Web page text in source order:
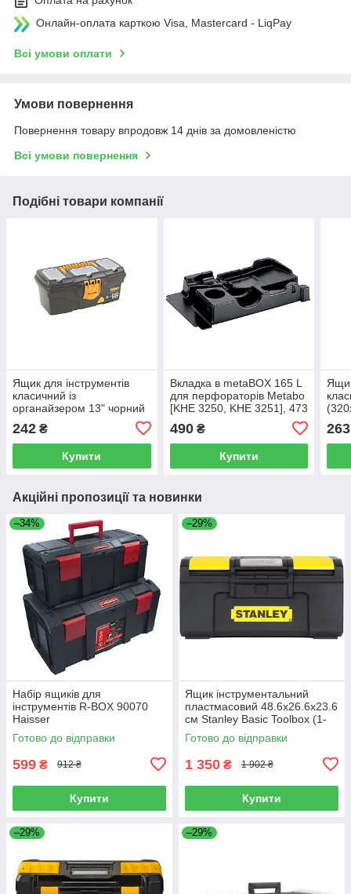
Онлайн-оплата карткою Visa, Mastercard - LiqPay
Всі умови оплати
Умови повернення
Повернення товару впродовж 14 днів за домовленістю
Всі умови повернення
Подібні товари компанії
Ящик для інструментів
класичний із
органайзером 13" чорний
(Артикул: C.OR-13)
242 ₴
Купити
Вкладка в metaBOX 165 L
для перфораторів Metabo
[KHE 3250, KHE 3251], 473
490₴
Купити
263
Акційні пропозиції та новинки
–34%
Набір ящиків для
інструментів R-BOX 90070
Haisser
Готово до відправки
599 ₴ 912 ₴
Купити
–29%
Ящик інструментальний
пластмасовий 48.6x26.6x23.6
см Stanley Basic Toolbox (1-
79-217)
Готово до відправки
1 350 ₴ 1 902 ₴
Купити
–29% –29%